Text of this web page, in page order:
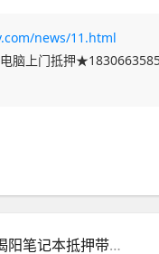
news/11.html
脑上门抵押
抵押带您来看一下!